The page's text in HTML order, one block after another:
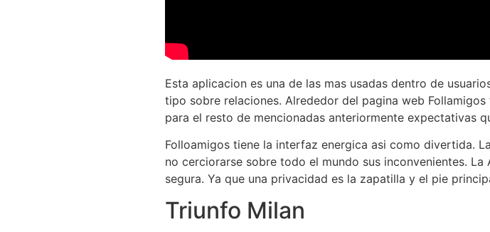
Esta aplicacion es una de las mas usadas dentro de
tipo sobre relaciones. Alrededor del pagina web
para el resto de mencionadas anteriormente expectativas
Folloamigos tiene la interfaz energica asi como divertida.
no cerciorarse sobre todo el mundo sus inconvenientes.
segura. Ya que una privacidad es la zapatilla y el pie
Triunfo Milan